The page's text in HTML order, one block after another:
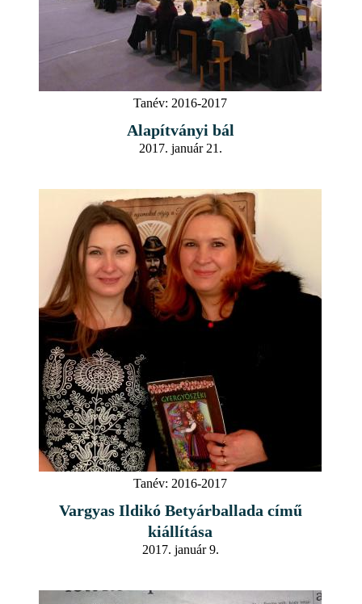
Tanév: 2016-2017
Alapítványi bál
2017. január 21.
Tanév: 2016-2017
Vargyas Ildikó Betyárballada című
kiállítása
2017. január 9.